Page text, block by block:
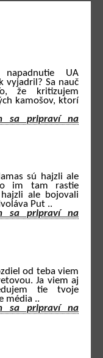
UA
vyjadril? Sa nauč
že kritizujem
kamošov, ktorí
sa pripraví na
sú hajzli ale
im tam rastie
ale bojovali
Put ..
sa pripraví na
od teba viem
Ja viem aj
tie tvoje
média ..
sa pripraví na